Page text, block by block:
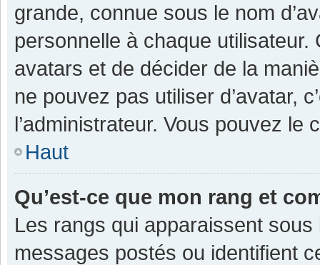
grande, connue sous le nom
personnelle à chaque utilisateur.
avatars et de décider de la
ne pouvez pas utiliser d’avatar,
l’administrateur. Vous pouvez
Haut
Qu’est-ce que mon rang et
Les rangs qui apparaissent
messages postés ou identifient